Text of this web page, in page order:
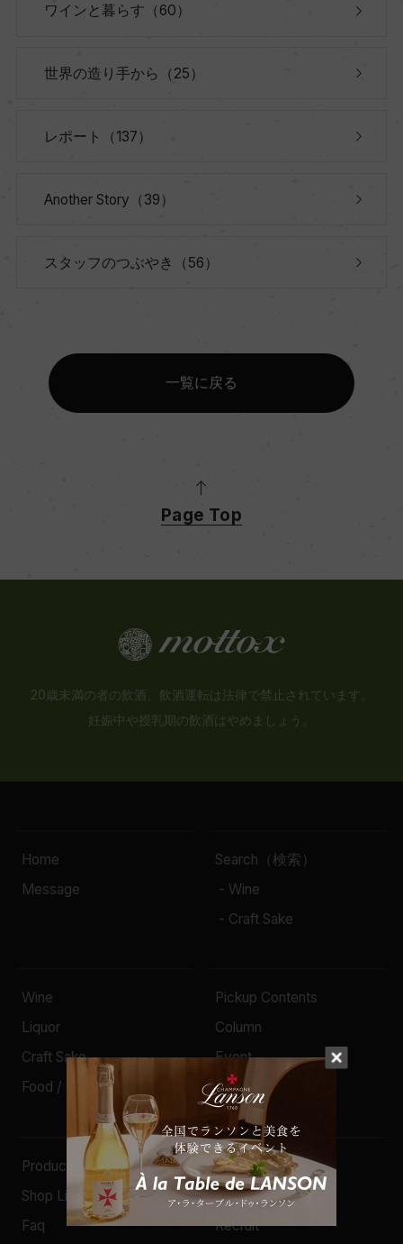
ワインと暮らす（60）
世界の造り手から（25）
レポート（137）
Another Story（39）
スタッフのつぶやき（56）
一覧に戻る
Page Top
20歳未満の者の飲酒、飲酒運転は法律で禁止されています。
妊娠中や授乳期の飲酒はやめましょう。
Home
Message
Search（検索）
- Wine
- Craft Sake
Wine
Liquor
Craft Sake
Food / Drink / Goods
Pickup Contents
Column
Event
Campaign
Producer
Shop List
Faq
Company
News
Recruit